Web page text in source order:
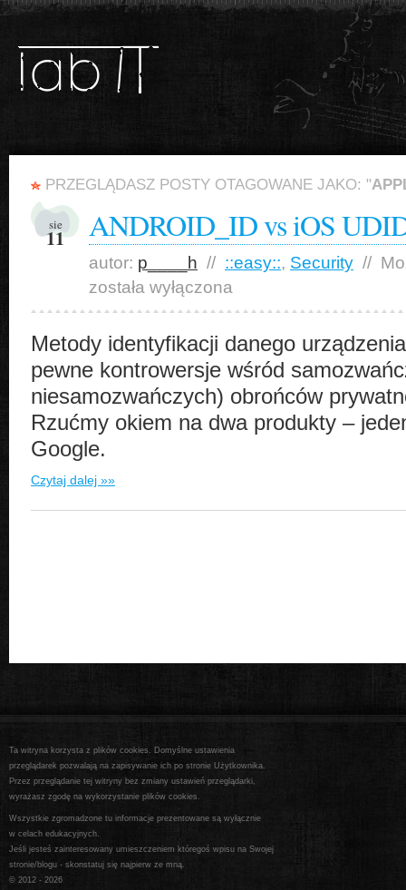
PRZEGLĄDASZ POSTY OTAGOWANE JAKO: "
sie
11 ANDROID_ID vs iOS
autor: p____h // ::easy::, Security //
została wyłączona
Metody identyfikacji danego
pewne kontrowersje wśród
niesamozwańczych) obrońców
Rzućmy okiem na dwa produkty –
Google.
Czytaj dalej »»
Ta witryna korzysta z plików cookies. Domyślne ustawienia
przeglądarek pozwalają na zapisywanie ich po stronie Użytkownika.
Przez przeglądanie tej witryny bez zmiany ustawień przeglądarki,
wyrażasz zgodę na wykorzystanie plików cookies.
Wszystkie zgromadzone tu informacje prezentowane są wyłącznie
w celach edukacyjnych.
Jeśli jesteś zainteresowany umieszczeniem któregoś wpisu na Swojej
stronie/blogu - skonstatuj się najpierw ze mną.
© 2012 - 2026